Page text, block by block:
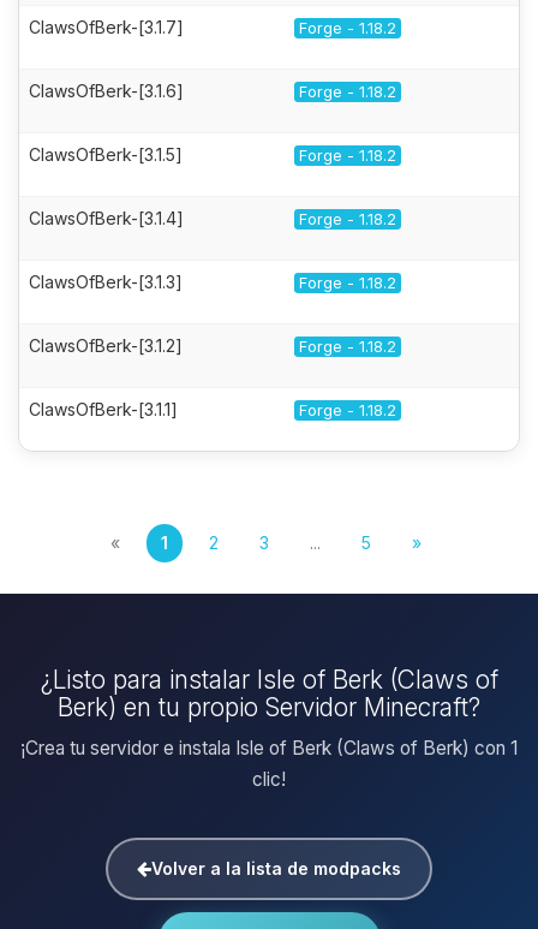
ClawsOfBerk-[3.1.7] Forge - 1.18.2
ClawsOfBerk-[3.1.6] Forge - 1.18.2
ClawsOfBerk-[3.1.5] Forge - 1.18.2
ClawsOfBerk-[3.1.4] Forge - 1.18.2
ClawsOfBerk-[3.1.3] Forge - 1.18.2
ClawsOfBerk-[3.1.2] Forge - 1.18.2
ClawsOfBerk-[3.1.1] Forge - 1.18.2
« 1 2 3 ... 5 »
¿Listo para instalar Isle of Berk (Claws of
Berk) en tu propio Servidor Minecraft?
¡Crea tu servidor e instala Isle of Berk (Claws of Berk) con 1
clic!
Volver a la lista de modpacks